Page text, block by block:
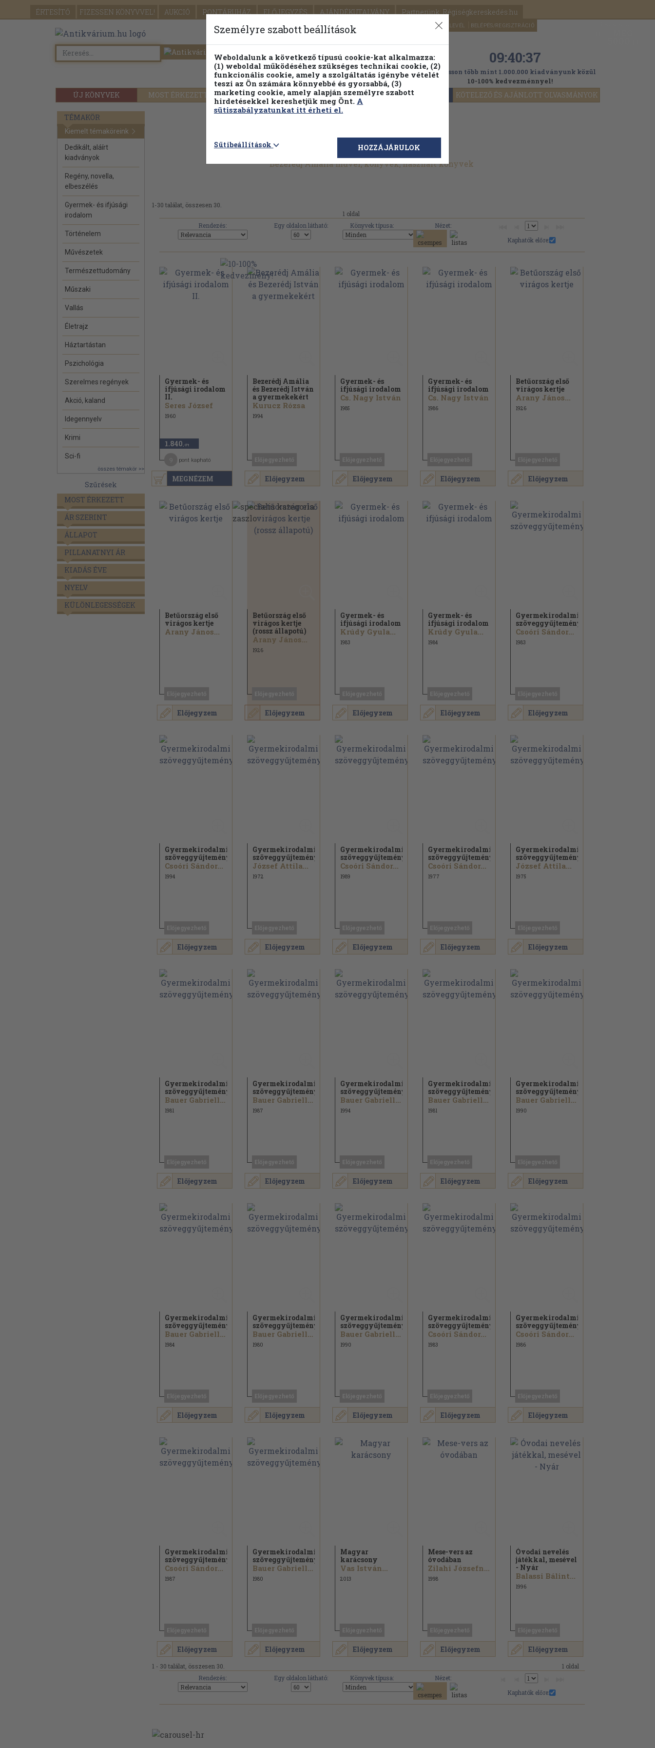
ÉRTESÍTŐ FIZESSEN KÖNYVVEL! AUKCIÓ PONTÁRUHÁZ ELŐJEGYZÉS AJÁNDÉKUTALVÁNY Partnerünk: Régiségkereskedés.hu
SEGÍTSÉG HÍRLEVÉL BELÉPÉS/REGISZTRÁCIÓ
ÚJ KÖNYVEK MOST ÉRKEZETT PILLANATNYI ÁRAINK FENNTARTHATÓ OLVASMÁNYOK KÖTELEZŐ ÉS AJÁNLOTT OLVASMÁNYOK
Részletes kereső Témaköri fa 09:40:36
Válogasson több mint 1.000.000 kiadványunk közül
10-100% kedvezménnyel!
TÉMAKÖR
Kiemelt témaköreink
Dedikált, aláírt
kiadványok
Regény, novella,
elbeszélés
Gyermek- és ifjúsági
irodalom
Történelem
Művészetek
Természettudomány
Műszaki
Vallás
Életrajz
Háztartástan
Pszichológia
Szerelmes regények
Akció, kaland
Idegennyelv
Krimi
Sci-fi
összes témakör >>
Szűrések
MOST ÉRKEZETT
ÁR SZERINT
ÁLLAPOT
PILLANATNYI ÁR
KIADÁS ÉVE
NYELV
KÜLÖNLEGESSÉGEK
Bezerédj Amália művei, könyvek, használt könyvek
1-30 találat, összesen 30.
1 oldal
Rendezés:
Egy oldalon látható: Könyvek típusa:
Nézet:
Kaphatók előre:
MEGNÉZEM
Gyermek- és
ifjúsági irodalom
II.
Seres József
1960
1.840 ,-Ft
pont kapható
Előjegyzem
Bezerédj Amália
és Bezerédj István
a gyermekekért
Kurucz Rózsa
1994
Előjegyzem
Gyermek- és
ifjúsági irodalom
Cs. Nagy István
1985
Előjegyzem
Gyermek- és
ifjúsági irodalom
Cs. Nagy István
1986
Előjegyzem
Betűország első
virágos kertje
Arany János...
1926
Előjegyzem
Betűország első
virágos kertje
Arany János...
Előjegyzem
Betűország első
virágos kertje
(rossz állapotú)
Arany János...
1926
Előjegyzem
Gyermek- és
ifjúsági irodalom
Krúdy Gyula...
1983
Előjegyzem
Gyermek- és
ifjúsági irodalom
Krúdy Gyula...
1984
Előjegyzem
Gyermekirodalmi
szöveggyűjtemény
Csoóri Sándor...
1983
Előjegyzem
Gyermekirodalmi
szöveggyűjtemény
Csoóri Sándor...
1994
Előjegyzem
Gyermekirodalmi
szöveggyűjtemény
József Attila...
1972
Előjegyzem
Gyermekirodalmi
szöveggyűjtemény
Csoóri Sándor...
1989
Előjegyzem
Gyermekirodalmi
szöveggyűjtemény
Csoóri Sándor...
1977
Előjegyzem
Gyermekirodalmi
szöveggyűjtemény
József Attila...
1975
Előjegyzem
Gyermekirodalmi
szöveggyűjtemény
Bauer Gabriella...
1981
Előjegyzem
Gyermekirodalmi
szöveggyűjtemény
Bauer Gabriella...
1987
Előjegyzem
Gyermekirodalmi
szöveggyűjtemény
Bauer Gabriella...
1994
Előjegyzem
Gyermekirodalmi
szöveggyűjtemény
Bauer Gabriella...
1981
Előjegyzem
Gyermekirodalmi
szöveggyűjtemény
Bauer Gabriella...
1990
Előjegyzem
Gyermekirodalmi
szöveggyűjtemény
Bauer Gabriella...
1984
Előjegyzem
Gyermekirodalmi
szöveggyűjtemény
Bauer Gabriella...
1980
Előjegyzem
Gyermekirodalmi
szöveggyűjtemény
Bauer Gabriella...
1990
Előjegyzem
Gyermekirodalmi
szöveggyűjtemény
Csoóri Sándor...
1983
Előjegyzem
Gyermekirodalmi
szöveggyűjtemény
Csoóri Sándor...
1986
Előjegyzem
Gyermekirodalmi
szöveggyűjtemény
Csoóri Sándor...
1987
Előjegyzem
Gyermekirodalmi
szöveggyűjtemény
Bauer Gabriella...
1980
Előjegyzem
Magyar
karácsony
Vas István...
2013
Előjegyzem
Mese-vers az
óvodában
Zilahi Józsefné...
1998
Előjegyzem
Óvodai nevelés
játékkal, mesével
- Nyár
Balassi Bálint...
1996
1 - 30 találat, összesen 30.
1 oldal
Rendezés:
Egy oldalon látható: Könyvek típusa:
Nézet:
Kaphatók előre:
Személyre szabott beállítások
Weboldalunk a következő típusú cookie-kat alkalmazza:
(1) weboldal működéséhez szükséges technikai cookie, (2)
funkcionális cookie, amely a szolgáltatás igénybe vételét
teszi az Ön számára könnyebbé és gyorsabbá, (3)
marketing cookie, amely alapján személyre szabott
hirdetésekkel kereshetjük meg Önt. A
sütiszabályzatunkat itt érheti el.
Sütibeállítások HOZZÁJÁRULOK